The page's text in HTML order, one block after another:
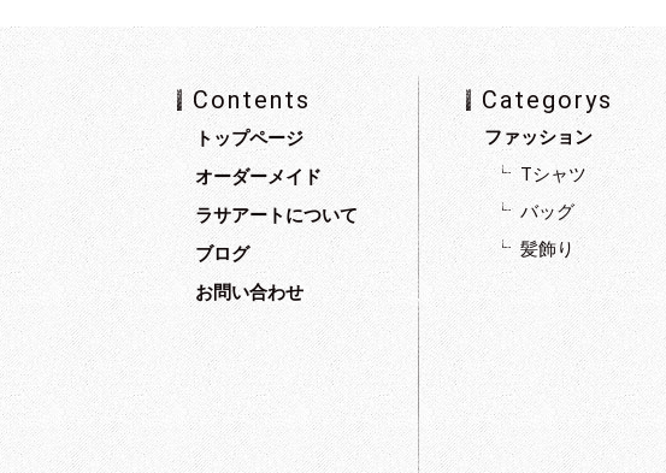
Contents
トップページ
オーダーメイド
ラサアートについて
ブログ
お問い合わせ
Categorys
ファッション
Tシャツ
バッグ
髪飾り